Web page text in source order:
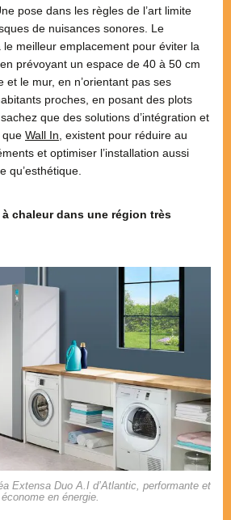
pose dans les règles de l’art limite
de nuisances sonores. Le
meilleur emplacement pour éviter la
prévoyant un espace de 40 à 50 cm
et le mur, en n’orientant pas ses
proches, en posant des plots
que des solutions d’intégration et
que Wall In , existent pour réduire au
et optimiser l’installation aussi
qu’esthétique.
chaleur dans une région très
Extensa Duo A.I d’Atlantic, performante et
économe en énergie.